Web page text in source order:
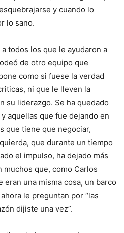
y cuando lo
lo sano.
todos los que le ayudaron a
de otro equipo que
como si fuese la verdad
ni que le lleven la
su liderazgo. Se ha quedado
aquellas que fue dejando en
que tiene que negociar,
que durante un tiempo
el impulso, ha dejado más
muchos que, como Carlos
eran una misma cosa, un barco
le preguntan por “las
dijiste una vez”.